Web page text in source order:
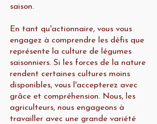
saison.
En tant qu'actionnaire, vous vous
engagez à comprendre les défis que
représente la culture de légumes
saisonniers. Si les forces de la nature
rendent certaines cultures moins
disponibles, vous l'accepterez avec
grâce et compréhension. Nous, les
agriculteurs, nous engageons à
travailler avec une grande variété